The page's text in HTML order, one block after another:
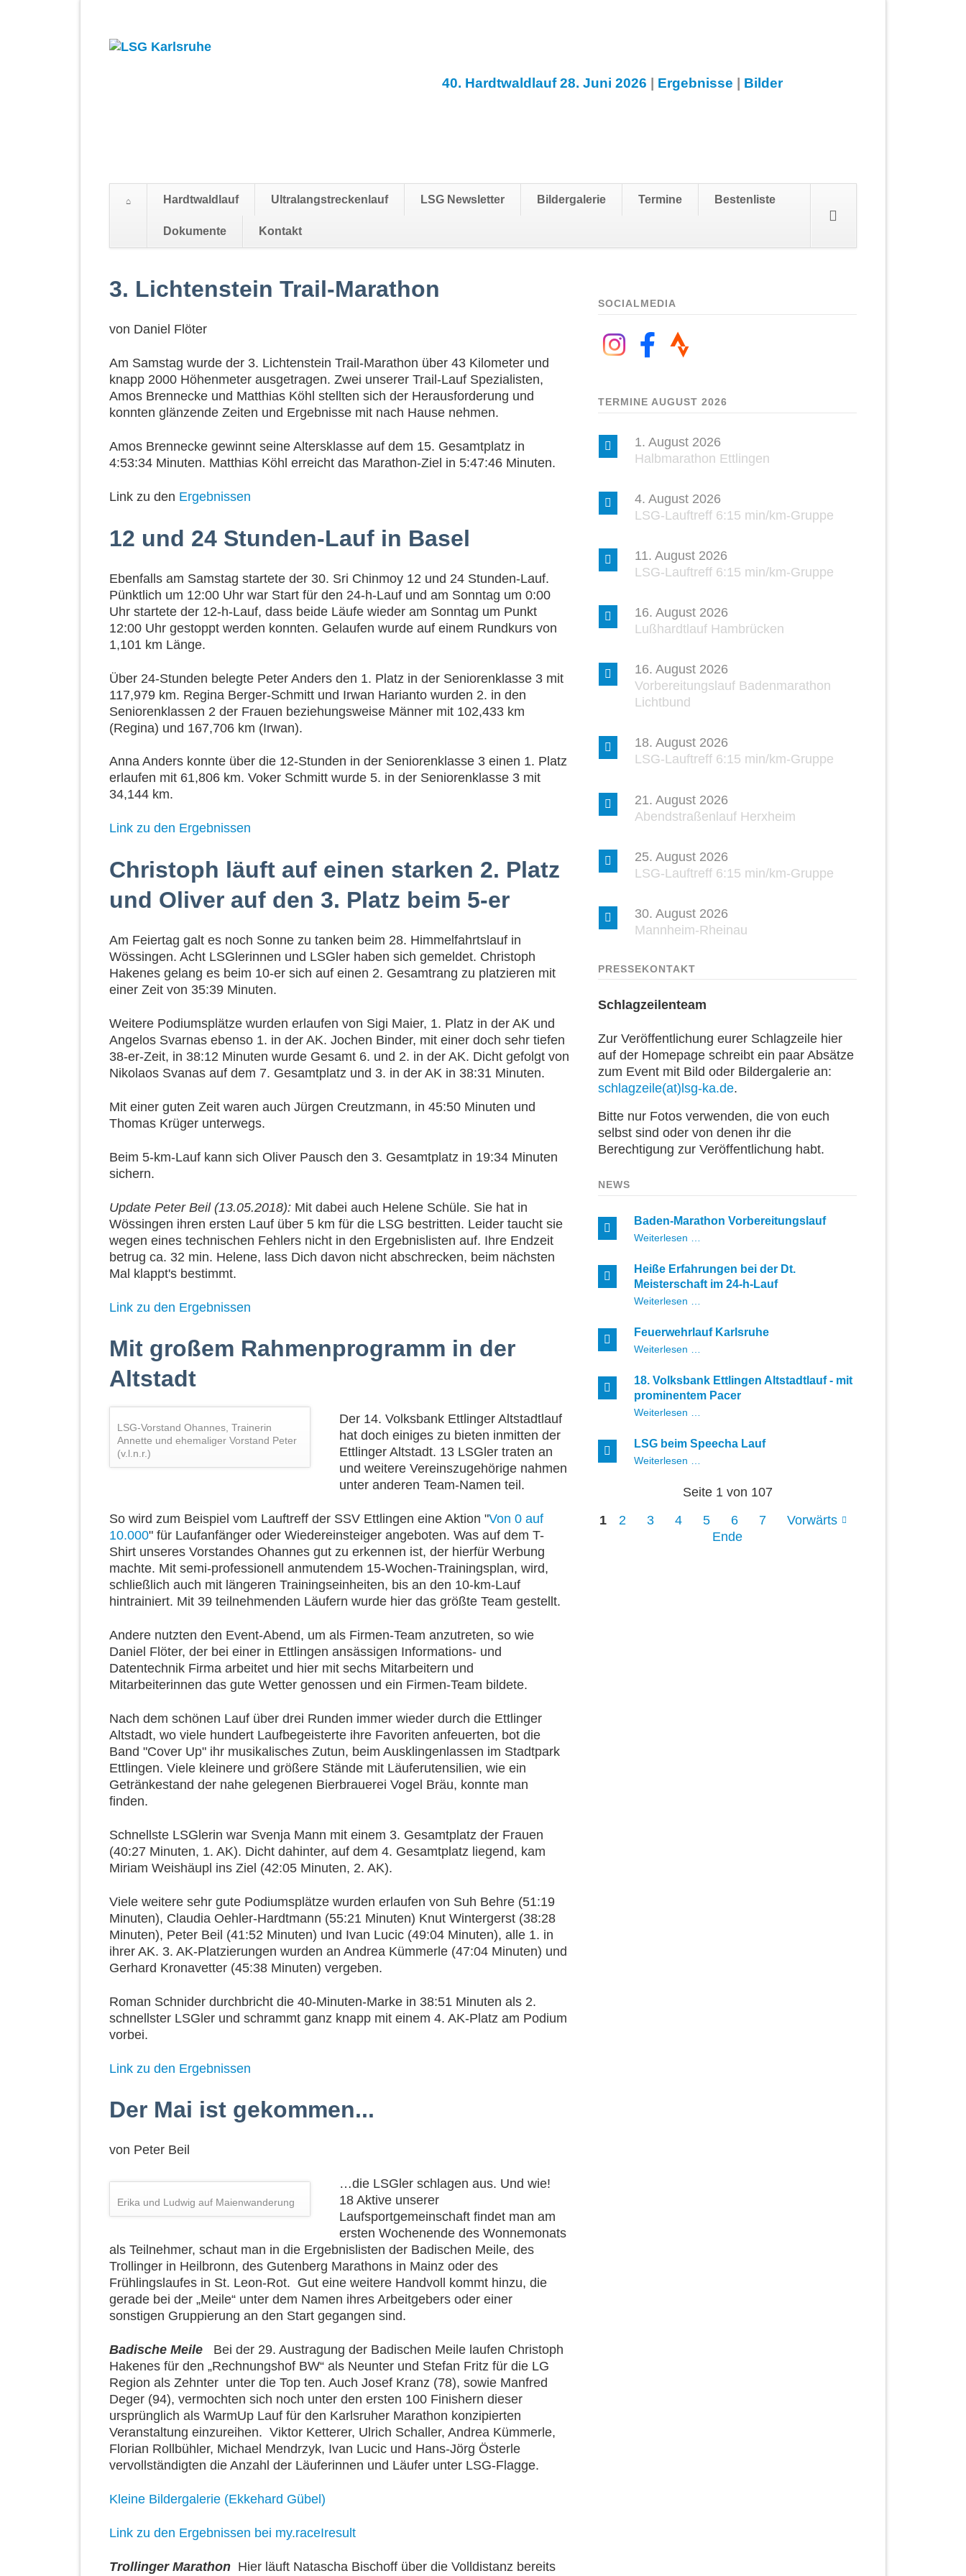
40. Hardtwaldlauf 28. Juni 2026 | Ergebnisse | Bilder
überspringen
Hardtwaldlauf Ultralangstreckenlauf LSG Newsletter Bildergalerie Termine Bestenliste
Dokumente Kontakt
3. Lichtenstein Trail-Marathon
von Daniel Flöter
Am Samstag wurde der 3. Lichtenstein Trail-Marathon über 43 Kilometer und
knapp 2000 Höhenmeter ausgetragen. Zwei unserer Trail-Lauf Spezialisten,
Amos Brennecke und Matthias Köhl stellten sich der Herausforderung und
konnten glänzende Zeiten und Ergebnisse mit nach Hause nehmen.
Amos Brennecke gewinnt seine Altersklasse auf dem 15. Gesamtplatz in
4:53:34 Minuten. Matthias Köhl erreicht das Marathon-Ziel in 5:47:46 Minuten.
Link zu den Ergebnissen
12 und 24 Stunden-Lauf in Basel
Ebenfalls am Samstag startete der 30. Sri Chinmoy 12 und 24 Stunden-Lauf.
Pünktlich um 12:00 Uhr war Start für den 24-h-Lauf und am Sonntag um 0:00
Uhr startete der 12-h-Lauf, dass beide Läufe wieder am Sonntag um Punkt
12:00 Uhr gestoppt werden konnten. Gelaufen wurde auf einem Rundkurs von
1,101 km Länge.
Über 24-Stunden belegte Peter Anders den 1. Platz in der Seniorenklasse 3 mit
117,979 km. Regina Berger-Schmitt und Irwan Harianto wurden 2. in den
Seniorenklassen 2 der Frauen beziehungsweise Männer mit 102,433 km
(Regina) und 167,706 km (Irwan).
Anna Anders konnte über die 12-Stunden in der Seniorenklasse 3 einen 1. Platz
erlaufen mit 61,806 km. Voker Schmitt wurde 5. in der Seniorenklasse 3 mit
34,144 km.
Link zu den Ergebnissen
Christoph läuft auf einen starken 2. Platz
und Oliver auf den 3. Platz beim 5-er
Am Feiertag galt es noch Sonne zu tanken beim 28. Himmelfahrtslauf in
Wössingen. Acht LSGlerinnen und LSGler haben sich gemeldet. Christoph
Hakenes gelang es beim 10-er sich auf einen 2. Gesamtrang zu platzieren mit
einer Zeit von 35:39 Minuten.
Weitere Podiumsplätze wurden erlaufen von Sigi Maier, 1. Platz in der AK und
Angelos Svarnas ebenso 1. in der AK. Jochen Binder, mit einer doch sehr tiefen
38-er-Zeit, in 38:12 Minuten wurde Gesamt 6. und 2. in der AK. Dicht gefolgt von
Nikolaos Svanas auf dem 7. Gesamtplatz und 3. in der AK in 38:31 Minuten.
Mit einer guten Zeit waren auch Jürgen Creutzmann, in 45:50 Minuten und
Thomas Krüger unterwegs.
Beim 5-km-Lauf kann sich Oliver Pausch den 3. Gesamtplatz in 19:34 Minuten
sichern.
Update Peter Beil (13.05.2018): Mit dabei auch Helene Schüle. Sie hat in
Wössingen ihren ersten Lauf über 5 km für die LSG bestritten. Leider taucht sie
wegen eines technischen Fehlers nicht in den Ergebnislisten auf. Ihre Endzeit
betrug ca. 32 min. Helene, lass Dich davon nicht abschrecken, beim nächsten
Mal klappt's bestimmt.
Link zu den Ergebnissen
Mit großem Rahmenprogramm in der
Altstadt
LSG-Vorstand Ohannes, Trainerin
Annette und ehemaliger Vorstand Peter
(v.l.n.r.)
Der 14. Volksbank Ettlinger Altstadtlauf
hat doch einiges zu bieten inmitten der
Ettlinger Altstadt. 13 LSGler traten an
und weitere Vereinszugehörige nahmen
unter anderen Team-Namen teil.
So wird zum Beispiel vom Lauftreff der SSV Ettlingen eine Aktion "Von 0 auf
10.000" für Laufanfänger oder Wiedereinsteiger angeboten. Was auf dem T-
Shirt unseres Vorstandes Ohannes gut zu erkennen ist, der hierfür Werbung
machte. Mit semi-professionell anmutendem 15-Wochen-Trainingsplan, wird,
schließlich auch mit längeren Trainingseinheiten, bis an den 10-km-Lauf
hintrainiert. Mit 39 teilnehmenden Läufern wurde hier das größte Team gestellt.
Andere nutzten den Event-Abend, um als Firmen-Team anzutreten, so wie
Daniel Flöter, der bei einer in Ettlingen ansässigen Informations- und
Datentechnik Firma arbeitet und hier mit sechs Mitarbeitern und
Mitarbeiterinnen das gute Wetter genossen und ein Firmen-Team bildete.
Nach dem schönen Lauf über drei Runden immer wieder durch die Ettlinger
Altstadt, wo viele hundert Laufbegeisterte ihre Favoriten anfeuerten, bot die
Band "Cover Up" ihr musikalisches Zutun, beim Ausklingenlassen im Stadtpark
Ettlingen. Viele kleinere und größere Stände mit Läuferutensilien, wie ein
Getränkestand der nahe gelegenen Bierbrauerei Vogel Bräu, konnte man
finden.
Schnellste LSGlerin war Svenja Mann mit einem 3. Gesamtplatz der Frauen
(40:27 Minuten, 1. AK). Dicht dahinter, auf dem 4. Gesamtplatz liegend, kam
Miriam Weishäupl ins Ziel (42:05 Minuten, 2. AK).
Viele weitere sehr gute Podiumsplätze wurden erlaufen von Suh Behre (51:19
Minuten), Claudia Oehler-Hardtmann (55:21 Minuten) Knut Wintergerst (38:28
Minuten), Peter Beil (41:52 Minuten) und Ivan Lucic (49:04 Minuten), alle 1. in
ihrer AK. 3. AK-Platzierungen wurden an Andrea Kümmerle (47:04 Minuten) und
Gerhard Kronavetter (45:38 Minuten) vergeben.
Roman Schnider durchbricht die 40-Minuten-Marke in 38:51 Minuten als 2.
schnellster LSGler und schrammt ganz knapp mit einem 4. AK-Platz am Podium
vorbei.
Link zu den Ergebnissen
Der Mai ist gekommen...
von Peter Beil
Erika und Ludwig auf Maienwanderung
…die LSGler schlagen aus. Und wie!
18 Aktive unserer
Laufsportgemeinschaft findet man am
ersten Wochenende des Wonnemonats
als Teilnehmer, schaut man in die Ergebnislisten der Badischen Meile, des
Trollinger in Heilbronn, des Gutenberg Marathons in Mainz oder des
Frühlingslaufes in St. Leon-Rot. Gut eine weitere Handvoll kommt hinzu, die
gerade bei der „Meile“ unter dem Namen ihres Arbeitgebers oder einer
sonstigen Gruppierung an den Start gegangen sind.
Badische Meile
Bei der 29. Austragung der Badischen Meile laufen Christoph
Hakenes für den „Rechnungshof BW“ als Neunter und Stefan Fritz für die LG
Region als Zehnter unter die Top ten. Auch Josef Kranz (78), sowie Manfred
Deger (94), vermochten sich noch unter den ersten 100 Finishern dieser
ursprünglich als WarmUp Lauf für den Karlsruher Marathon konzipierten
Veranstaltung einzureihen. Viktor Ketterer, Ulrich Schaller, Andrea Kümmerle,
Florian Rollbühler, Michael Mendrzyk, Ivan Lucic und Hans-Jörg Österle
vervollständigten die Anzahl der Läuferinnen und Läufer unter LSG-Flagge.
Kleine Bildergalerie (Ekkehard Gübel)
Link zu den Ergebnissen bei my.raceIresult
Trollinger Marathon Hier läuft Natascha Bischoff über die Volldistanz bereits
SOCIALMEDIA
TERMINE AUGUST 2026
1. August 2026
Halbmarathon Ettlingen
4. August 2026
LSG-Lauftreff 6:15 min/km-Gruppe
11. August 2026
LSG-Lauftreff 6:15 min/km-Gruppe
16. August 2026
Lußhardtlauf Hambrücken
16. August 2026
Vorbereitungslauf Badenmarathon
Lichtbund
18. August 2026
LSG-Lauftreff 6:15 min/km-Gruppe
21. August 2026
Abendstraßenlauf Herxheim
25. August 2026
LSG-Lauftreff 6:15 min/km-Gruppe
30. August 2026
Mannheim-Rheinau
PRESSEKONTAKT
Schlagzeilenteam
Zur Veröffentlichung eurer Schlagzeile hier
auf der Homepage schreibt ein paar Absätze
zum Event mit Bild oder Bildergalerie an:
schlagzeile(at)lsg-ka.de.
Bitte nur Fotos verwenden, die von euch
selbst sind oder von denen ihr die
Berechtigung zur Veröffentlichung habt.
NEWS
Baden-Marathon Vorbereitungslauf
Weiterlesen …
Vorbereitungslauf
Heiße Erfahrungen bei der Dt.
Meisterschaft im 24-h-Lauf
Weiterlesen …
bei
der
im
24-
Feuerwehrlauf Karlsruhe
Weiterlesen …
18. Volksbank Ettlingen Altstadtlauf - mit
prominentem Pacer
Weiterlesen …
Ettlingen
Altstadtlauf
prominentem
LSG beim Speecha Lauf
Weiterlesen …
Speecha
Lauf
Seite 1 von 107
1
2 3 4 5 6 7
Vorwärts
Ende